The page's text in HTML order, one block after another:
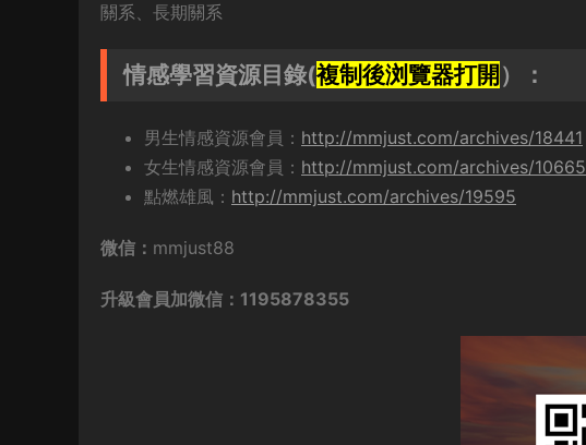
關系、長期關系
情感學習資源目錄(複制後浏覽器打開 ）：
男生情感資源會員： http://mmjust.com/archives/18441
女生情感資源會員： http://mmjust.com/archives/10665
點燃雄風： http://mmjust.com/archives/19595
微信： mmjust88
升級會員加微信：1195878355